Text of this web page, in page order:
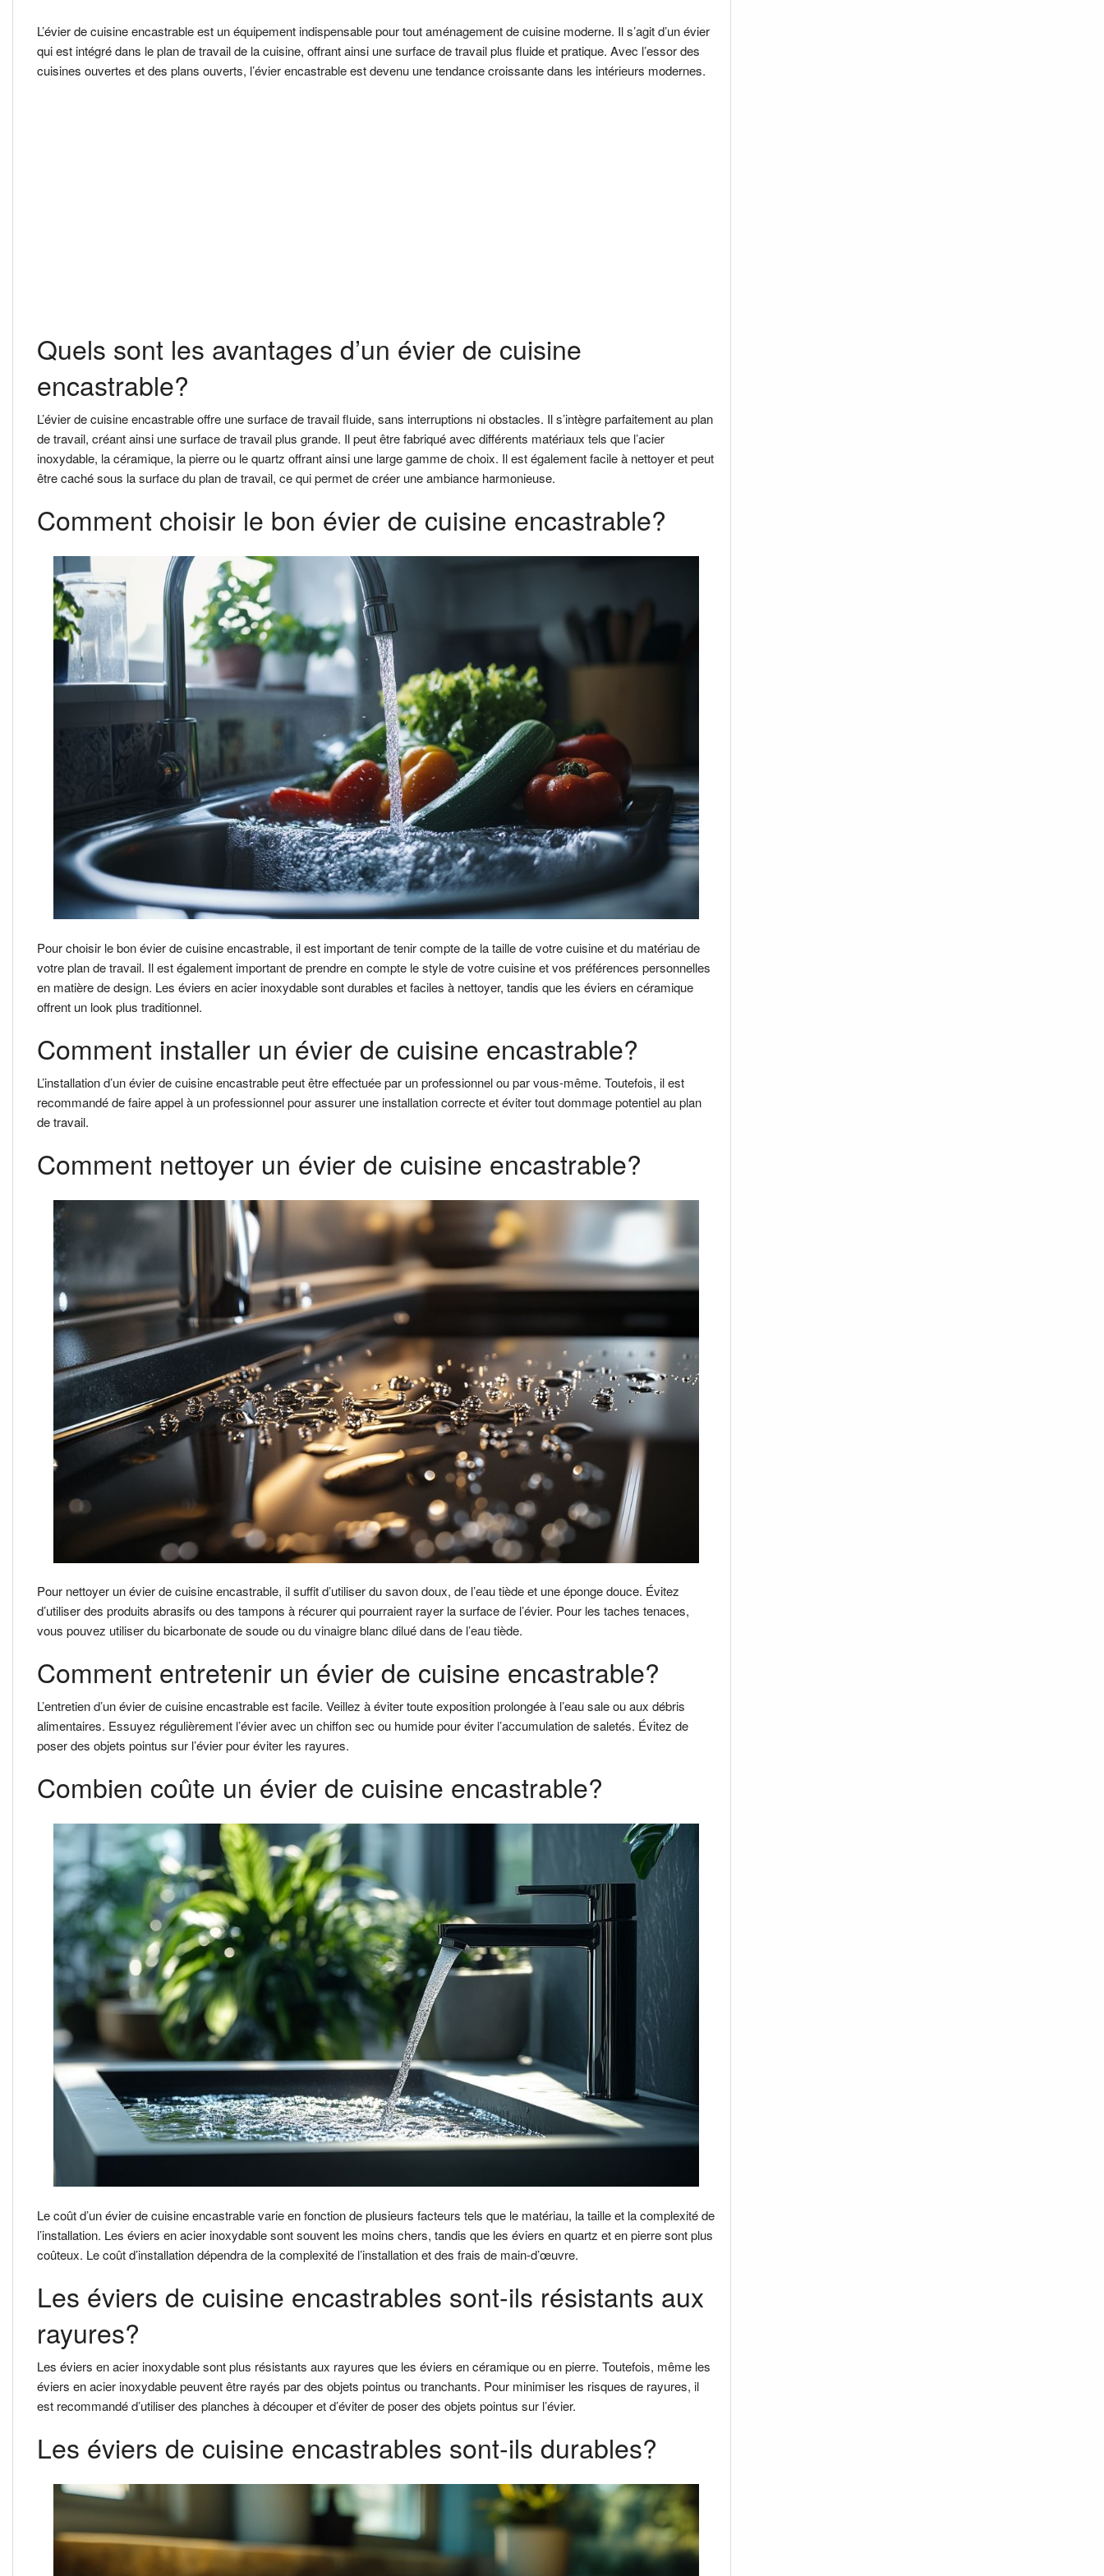
L’évier de cuisine encastrable est un équipement indispensable pour tout aménagement de cuisine moderne. Il s’agit d’un évier
qui est intégré dans le plan de travail de la cuisine, offrant ainsi une surface de travail plus fluide et pratique. Avec l’essor des
cuisines ouvertes et des plans ouverts, l’évier encastrable est devenu une tendance croissante dans les intérieurs modernes.
Quels sont les avantages d’un évier de cuisine
encastrable?
L’évier de cuisine encastrable offre une surface de travail fluide, sans interruptions ni obstacles. Il s’intègre parfaitement au plan
de travail, créant ainsi une surface de travail plus grande. Il peut être fabriqué avec différents matériaux tels que l’acier
inoxydable, la céramique, la pierre ou le quartz offrant ainsi une large gamme de choix. Il est également facile à nettoyer et peut
être caché sous la surface du plan de travail, ce qui permet de créer une ambiance harmonieuse.
Comment choisir le bon évier de cuisine encastrable?
Pour choisir le bon évier de cuisine encastrable, il est important de tenir compte de la taille de votre cuisine et du matériau de
votre plan de travail. Il est également important de prendre en compte le style de votre cuisine et vos préférences personnelles
en matière de design. Les éviers en acier inoxydable sont durables et faciles à nettoyer, tandis que les éviers en céramique
offrent un look plus traditionnel.
Comment installer un évier de cuisine encastrable?
L’installation d’un évier de cuisine encastrable peut être effectuée par un professionnel ou par vous-même. Toutefois, il est
recommandé de faire appel à un professionnel pour assurer une installation correcte et éviter tout dommage potentiel au plan
de travail.
Comment nettoyer un évier de cuisine encastrable?
Pour nettoyer un évier de cuisine encastrable, il suffit d’utiliser du savon doux, de l’eau tiède et une éponge douce. Évitez
d’utiliser des produits abrasifs ou des tampons à récurer qui pourraient rayer la surface de l’évier. Pour les taches tenaces,
vous pouvez utiliser du bicarbonate de soude ou du vinaigre blanc dilué dans de l’eau tiède.
Comment entretenir un évier de cuisine encastrable?
L’entretien d’un évier de cuisine encastrable est facile. Veillez à éviter toute exposition prolongée à l’eau sale ou aux débris
alimentaires. Essuyez régulièrement l’évier avec un chiffon sec ou humide pour éviter l’accumulation de saletés. Évitez de
poser des objets pointus sur l’évier pour éviter les rayures.
Combien coûte un évier de cuisine encastrable?
Le coût d’un évier de cuisine encastrable varie en fonction de plusieurs facteurs tels que le matériau, la taille et la complexité de
l’installation. Les éviers en acier inoxydable sont souvent les moins chers, tandis que les éviers en quartz et en pierre sont plus
coûteux. Le coût d’installation dépendra de la complexité de l’installation et des frais de main-d’œuvre.
Les éviers de cuisine encastrables sont-ils résistants aux
rayures?
Les éviers en acier inoxydable sont plus résistants aux rayures que les éviers en céramique ou en pierre. Toutefois, même les
éviers en acier inoxydable peuvent être rayés par des objets pointus ou tranchants. Pour minimiser les risques de rayures, il
est recommandé d’utiliser des planches à découper et d’éviter de poser des objets pointus sur l’évier.
Les éviers de cuisine encastrables sont-ils durables?